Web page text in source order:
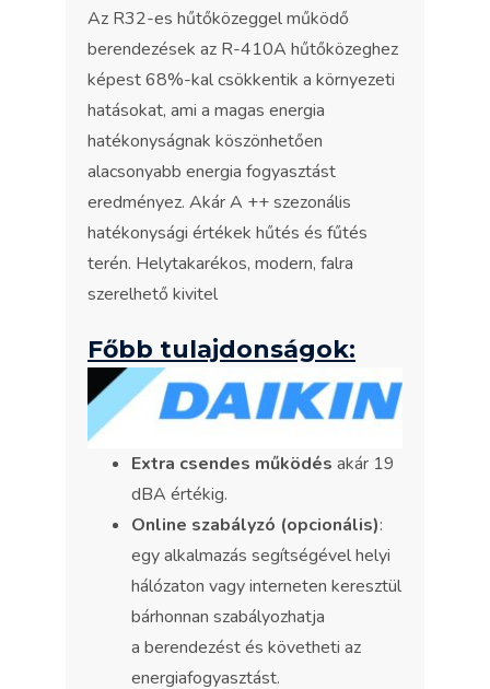
Az R32-es hűtőközeggel működő
berendezések az R-410A hűtőközeghez
képest 68%-kal csökkentik a környezeti
hatásokat, ami a magas energia
hatékonyságnak köszönhetően
alacsonyabb energia fogyasztást
eredményez. Akár A ++ szezonális
hatékonysági értékek hűtés és fűtés
terén. Helytakarékos, modern, falra
szerelhető kivitel
Főbb tulajdonságok:
Extra csendes működés akár 19
dBA értékig.
Online szabályzó (opcionális):
egy alkalmazás segítségével helyi
hálózaton vagy interneten keresztül
bárhonnan szabályozhatja
a berendezést és követheti az
energiafogyasztást.